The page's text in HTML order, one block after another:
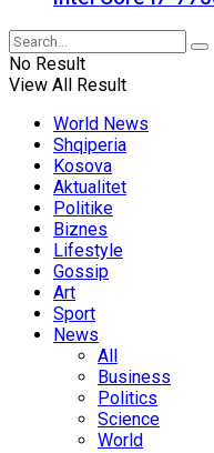
No Result
View All Result
World News
Shqiperia
Kosova
Aktualitet
Politike
Biznes
Lifestyle
Gossip
Art
Sport
News
All
Business
Politics
Science
World